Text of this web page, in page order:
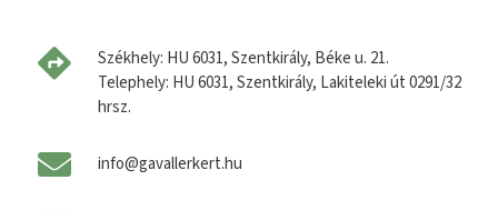
Székhely: HU 6031, Szentkirály, Béke u. 21.
Telephely: HU 6031, Szentkirály, Lakiteleki út 0291/32
hrsz.
info@gavallerkert.hu